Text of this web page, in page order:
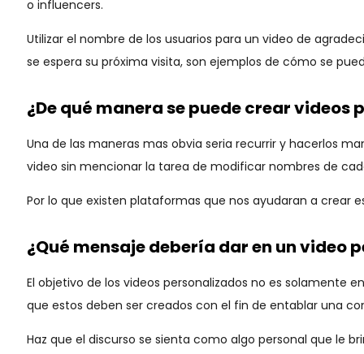
o influencers.
Utilizar el nombre de los usuarios para un video de
se espera su próxima visita, son ejemplos de cómo se
¿De qué manera se puede crear videos
Una de las maneras mas obvia seria recurrir y hacerlos
video sin mencionar la tarea de modificar nombres de
Por lo que existen plataformas que nos ayudaran a
¿Qué mensaje debería dar en un video
El objetivo de los videos personalizados no es
que estos deben ser creados con el fin de entablar una
Haz que el discurso se sienta como algo personal que le